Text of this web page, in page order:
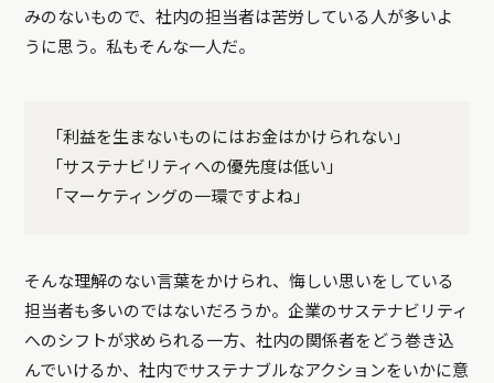
みのないもので、社内の担当者は苦労している人が多いよ
うに思う。私もそんな一人だ。
「利益を生まないものにはお金はかけられない」
「サステナビリティへの優先度は低い」
「マーケティングの一環ですよね」
そんな理解のない言葉をかけられ、悔しい思いをしている
担当者も多いのではないだろうか。企業のサステナビリティ
へのシフトが求められる一方、社内の関係者をどう巻き込
んでいけるか、社内でサステナブルなアクションをいかに意